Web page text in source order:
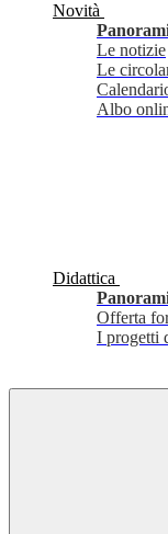
Novità
Le notizie
Le
Albo
Didattica
Offerta
I progetti